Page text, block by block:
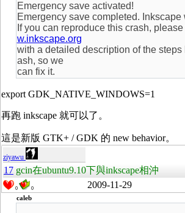
Emergency save activated!
Emergency save completed. Inkscape
If you can reproduce this crash,
w.inkscape.org
with a detailed description of the steps
ash, so we
can fix it.
export GDK_NATIVE_WINDOWS=1
再跑 inkscape 就可以了。
這是新版 GTK+ / GDK 的 new behavior。
ziyawu
17 gcin在ubuntu9.10下與inkscape相沖
0 0 2009-11-29
caleb